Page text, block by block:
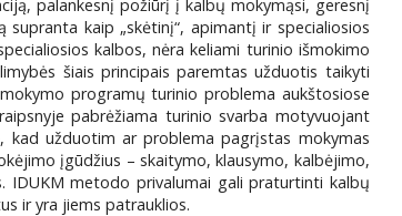
palankesnį požiūrį į kalbų mokymąsi, geresnį
kaip „skėtinį“, apimantį ir specialiosios
kalbos, nėra keliami turinio išmokimo
šiais principais paremtas užduotis taikyti
programų turinio problema aukštosiose
pabrėžiama turinio svarba motyvuojant
kad užduotim ar problema pagrįstas mokymas
įgūdžius – skaitymo, klausymo, kalbėjimo,
IDUKM metodo privalumai gali praturtinti kalbų
ir yra jiems patrauklios.